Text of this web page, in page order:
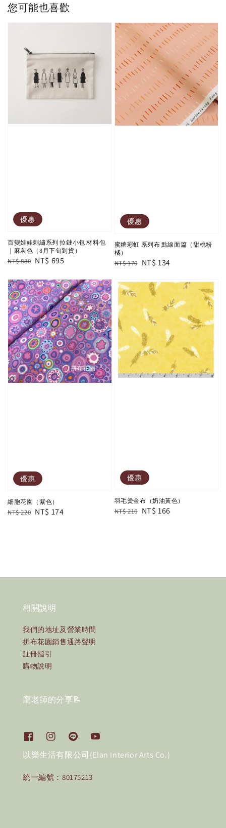
您可能也喜歡
優惠
百變娃娃刺繡系列 拉鏈小包 材料包
｜麻灰色（8月下旬到貨）
Regular
NT$ 880 Sale
NT$ 695
優惠
蜜糖彩虹 系列布 點線面篇（甜桃粉
橘）
Regular
NT$ 170 Sale
NT$ 134
優惠
細胞花園（紫色）
Regular
NT$ 220 Sale
NT$ 174
優惠
羽毛燙金布（奶油黃色）
Regular
NT$ 210 Sale
NT$ 166
相關說明
我們的地址及營業時間
拼布花園銷售通路聲明
註冊指引
購物說明
龐老師的分享📝
以樂生活有限公司(Elan Interior Arts Co.)
統一編號：80175213